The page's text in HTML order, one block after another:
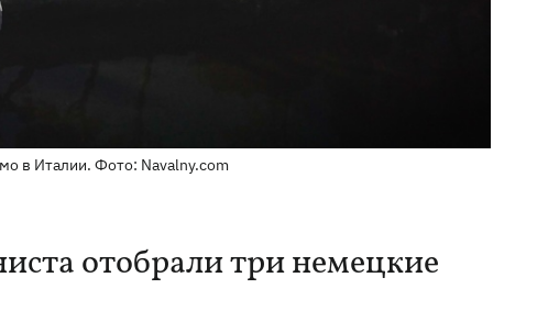
в Италии. Фото: Navalny.com
отобрали три немецкие